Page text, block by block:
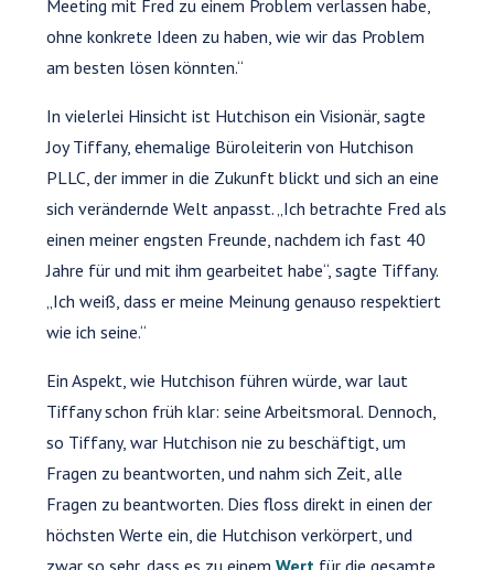
Meeting mit Fred zu einem Problem verlassen habe,
ohne konkrete Ideen zu haben, wie wir das Problem
am besten lösen könnten.“
In vielerlei Hinsicht ist Hutchison ein Visionär, sagte
Joy Tiffany, ehemalige Büroleiterin von Hutchison
PLLC, der immer in die Zukunft blickt und sich an eine
sich verändernde Welt anpasst. „Ich betrachte Fred als
einen meiner engsten Freunde, nachdem ich fast 40
Jahre für und mit ihm gearbeitet habe“, sagte Tiffany.
„Ich weiß, dass er meine Meinung genauso respektiert
wie ich seine.“
Ein Aspekt, wie Hutchison führen würde, war laut
Tiffany schon früh klar: seine Arbeitsmoral. Dennoch,
so Tiffany, war Hutchison nie zu beschäftigt, um
Fragen zu beantworten, und nahm sich Zeit, alle
Fragen zu beantworten. Dies floss direkt in einen der
höchsten Werte ein, die Hutchison verkörpert, und
zwar so sehr, dass es zu einemWert für die gesamte